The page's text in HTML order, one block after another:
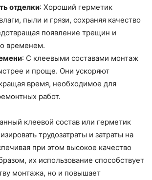
отделки: Хороший герметик
пыли и грязи, сохраняя качество
появление трещин и
временем.
: С клеевыми составами монтаж
и проще. Они ускоряют
время, необходимое для
работ.
клеевой состав или герметик
трудозатраты и затраты на
при этом высокое качество
их использование способствует
монтажа, но и повышает